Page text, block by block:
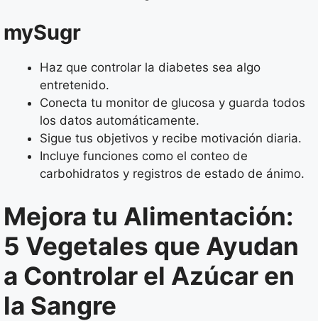
mySugr
Haz que controlar la diabetes sea algo
entretenido.
Conecta tu monitor de glucosa y guarda todos
los datos automáticamente.
Sigue tus objetivos y recibe motivación diaria.
Incluye funciones como el conteo de
carbohidratos y registros de estado de ánimo.
Mejora tu Alimentación:
5 Vegetales que Ayudan
a Controlar el Azúcar en
la Sangre